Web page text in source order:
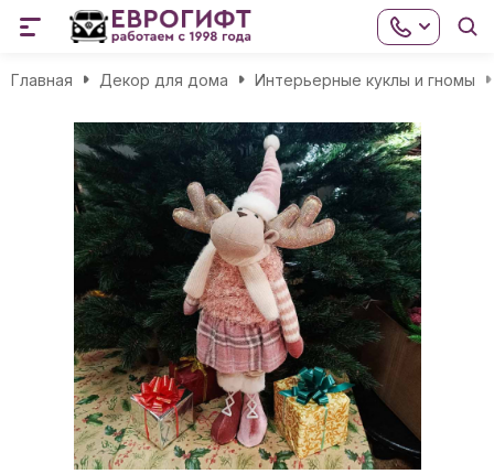
Главная Декор для дома Интерьерные куклы и гномы